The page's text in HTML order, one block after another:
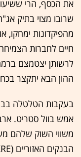
את הכסף, הרי
שרובו מצוי בתיק
מהפיקדונות
חיים לחברות
לרשותן יצטמצם
ההון הבא יתקצר
בעקבות הטלטלה
אמש בוול סטריט.